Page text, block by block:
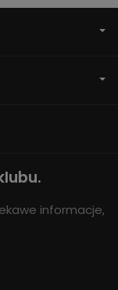
informacje,